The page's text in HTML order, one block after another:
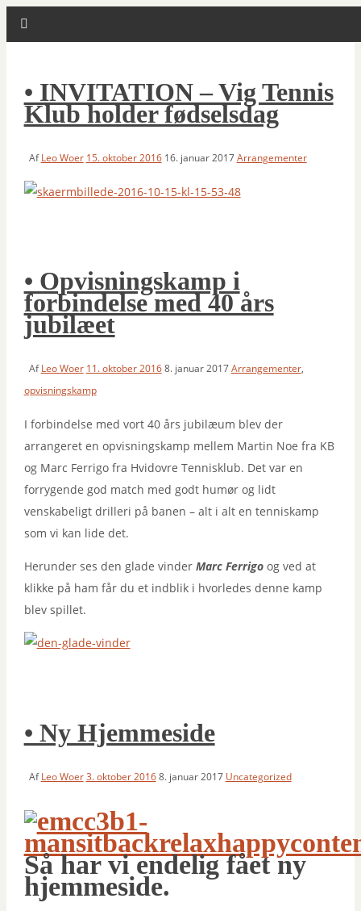
• INVITATION – Vig Tennis
Klub holder fødselsdag
AfLeo Woer 15. oktober 2016 16. januar 2017 Arrangementer
• Opvisningskamp i
forbindelse med 40 års
jubilæet
AfLeo Woer 11. oktober 2016 8. januar 2017 Arrangementer,
opvisningskamp
I forbindelse med vort 40 års jubilæum blev der
arrangeret en opvisningskamp mellem Martin Noe fra KB
og Marc Ferrigo fra Hvidovre Tennisklub. Det var en
forrygende god match med godt humør og lidt
venskabeligt drilleri på banen – alt i alt en tenniskamp
som vi kan lide det.
Herunder ses den glade vinder Marc Ferrigoog ved at
klikke på ham får du et indblik i hvorledes denne kamp
blev spillet.
• Ny Hjemmeside
AfLeo Woer 3. oktober 2016 8. januar 2017 Uncategorized
Så har vi endelig fået ny
hjemmeside.